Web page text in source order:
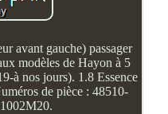
avant gauche) passager
modèles de Hayon à 5
à nos jours). 1.8 Essence
de pièce : 48510-